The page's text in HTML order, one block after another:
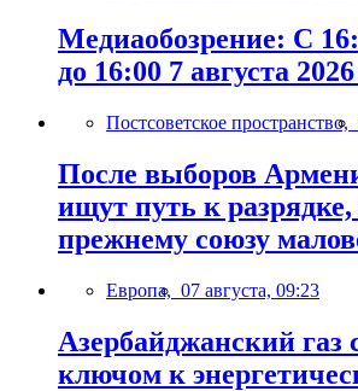
Медиаобозрение: С
до 16:00 7 августа 2026
Постсоветское пространство,
После выборов
ищут путь к разрядке,
прежнему союзу
Европа, 07 августа, 09:23
Азербайджанский газ
ключом к